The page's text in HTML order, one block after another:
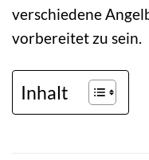
verschiedene
vorbereitet zu sein.
Inhalt